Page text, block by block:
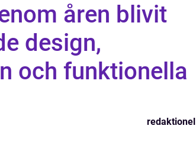
åren blivit
design,
och funktionella
redaktionel